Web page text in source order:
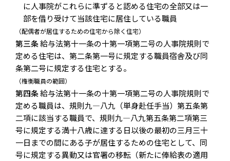
に人事院がこれらに準ずると認める住宅の全部又は一
部を借り受けて当該住宅に居住している職員
（配偶者が居住するための住宅から除く住宅）
第三条給与法第十一条の十第一項第二号の人事院規則で
定める住宅は、第二条第一号に規定する職員宿舎及び同
条第二号に規定する住宅とする。
（権衡職員の範囲）
第四条給与法第十一条の十第一項第二号の人事院規則で
定める職員は、規則九―八九（単身赴任手当）第五条第
二項に該当する職員で、規則九―八九第五条第二項第三
号に規定する満十八歳に達する日以後の最初の三月三十
一日までの間にある子が居住するための住宅として、同
号に規定する異動又は官署の移転（新たに俸給表の適用